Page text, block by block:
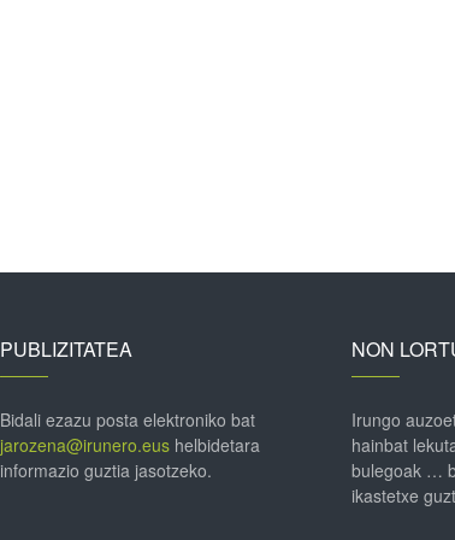
PUBLIZITATEA
Bidali ezazu posta elektroniko bat
jarozena@irunero.eushelbidetara
informazio guztia jasotzeko.
NON
Irungo
hainbat
bulegoak …
ikastetxe